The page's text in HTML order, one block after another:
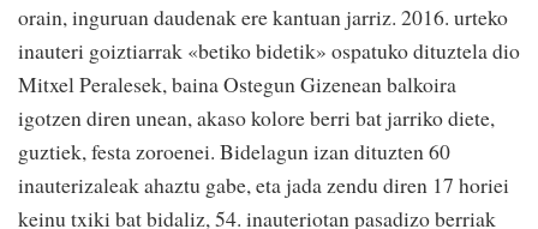
orain, inguruan daudenak ere kantuan jarriz. 2016. urteko
inauteri goiztiarrak «betiko bidetik» ospatuko dituztela dio
Mitxel Peralesek, baina Ostegun Gizenean balkoira
igotzen diren unean, akaso kolore berri bat jarriko diete,
guztiek, festa zoroenei. Bidelagun izan dituzten 60
inauterizaleak ahaztu gabe, eta jada zendu diren 17 horiei
keinu txiki bat bidaliz, 54. inauteriotan pasadizo berriak